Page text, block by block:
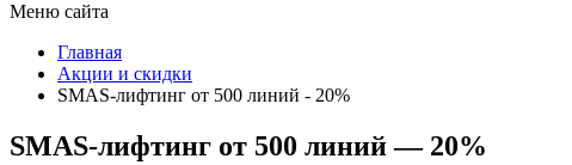
Меню сайта
Главная
Акции и скидки
SMAS-лифтинг от 500 линий - 20%
SMAS-лифтинг от 500 линий — 20%